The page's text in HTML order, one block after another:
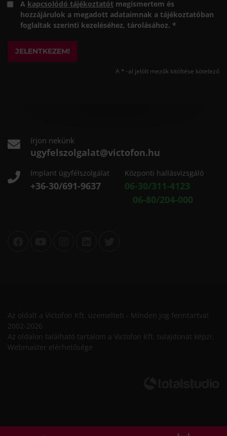
A kapcsolódó tájékoztatót megismertem és
hozzájárulok a megadott adataimnak a tájékoztatóban
foglaltak szerinti kezeléséhez, tárolásához. *
JELENTKEZEM!
A * -al jelölt mezők kitöltése kötelező
írjon nekünk
ugyfelszolgalat@victofon.hu
Implant ügyfélszolgálat
+36-30/691-9637
Központi hallásvizsgáló
06-30/311-4123
06-80/204-000
Az oldalt a Victofon Kft. üzemelteti - Minden jog fenntartva!
2002-2026
Az oldalon található tartalom a Victofon Kft. tulajdonát képzi.
Webmaster elérhetősége